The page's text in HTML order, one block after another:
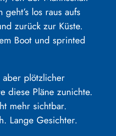
los raus aufs
zurück zur Küste.
Boot und sprinted
plötzlicher
diese Pläne zunichte.
mehr sichtbar.
Lange Gesichter.